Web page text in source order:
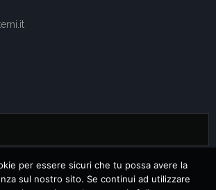
per essere sicuri che tu possa avere la
sul nostro sito. Se continui ad utilizzare